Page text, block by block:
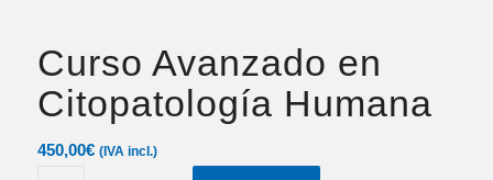
Curso Avanzado en
Citopatología Humana
450,00€ (IVA incl.)